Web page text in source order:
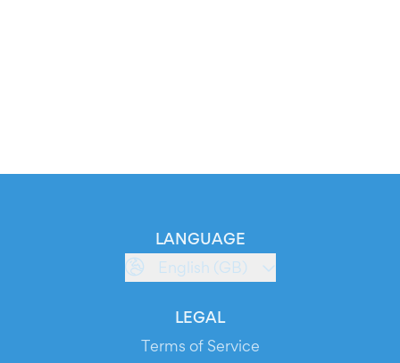
LANGUAGE
English (GB)
LEGAL
Terms of Service